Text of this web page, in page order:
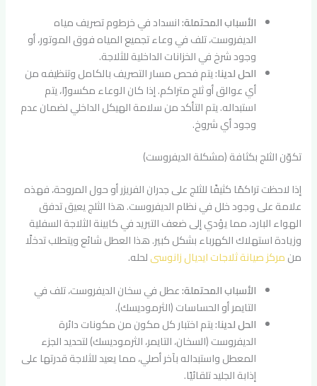
الأسباب المحتملة:انسداد في خرطوم تصريف مياه
الديفروست، تلف في وعاء تجميع المياه فوق الموتور، أو
وجود شرخ في الخزانات الداخلية للثلاجة.
الحل لدينا:يتم فحص مسار التصريف بالكامل وتنظيفه من
أي عوالق أو ثلج متراكم. إذا كان الوعاء مكسورًا، يتم
استبداله. يتم التأكد من سلامة الهيكل الداخلي لضمان عدم
وجود أي شروخ.
تكوّن الثلج بكثافة (مشكلة الديفروست)
إذا لاحظت تراكمًا كثيفًا للثلج على جدران الفريزر أو حول المروحة، فهذه
علامة على وجود خلل في نظام الديفروست. هذا الثلج يعيق تدفق
الهواء البارد، مما يؤدي إلى ضعف التبريد في كابينة الثلاجة السفلية
وزيادة استهلاك الكهرباء بشكل كبير. هذا العطل شائع ويتطلب تدخلًا
منمركز صيانة ثلاجات ايديال زانوسىلحله.
الأسباب المحتملة:عطل في سخان الديفروست، تلف في
التايمر أو الحساسات (الثرموديسك).
الحل لدينا:يتم اختبار كل مكون من مكونات دائرة
الديفروست (السخان، التايمر، الثرموديسك) لتحديد الجزء
المعطل واستبداله بآخر أصلي، مما يعيد للثلاجة قدرتها على
إذابة الجليد تلقائيًا.